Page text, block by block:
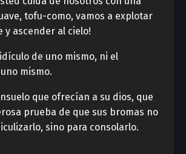
tofu-como, vamos a explotar
y ascender al cielo!
de uno mismo, ni el
mismo.
que ofrecían a su dios, que
prueba de que sus bromas no
sino para consolarlo.